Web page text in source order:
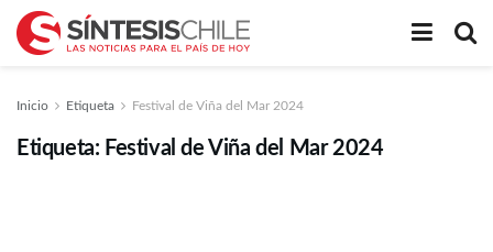
Inicio Etiqueta Festival de Viña del Mar 2024
Etiqueta: Festival de Viña del Mar 2024